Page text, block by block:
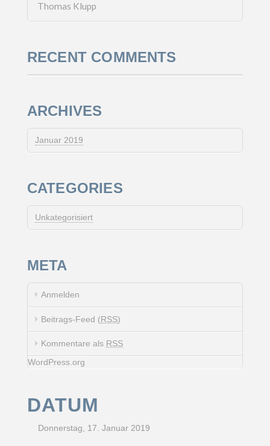
Thomas Klupp
RECENT COMMENTS
ARCHIVES
Januar 2019
CATEGORIES
Unkategorisiert
META
Anmelden
Beitrags-Feed (RSS)
Kommentare als RSS
WordPress.org
DATUM
Donnerstag, 17. Januar 2019